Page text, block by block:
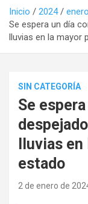
Inicio 2024 enero
Se espera un día
lluvias en la mayor
SIN CATEGORÍA
Se
lluvias
estado
2 de enero de